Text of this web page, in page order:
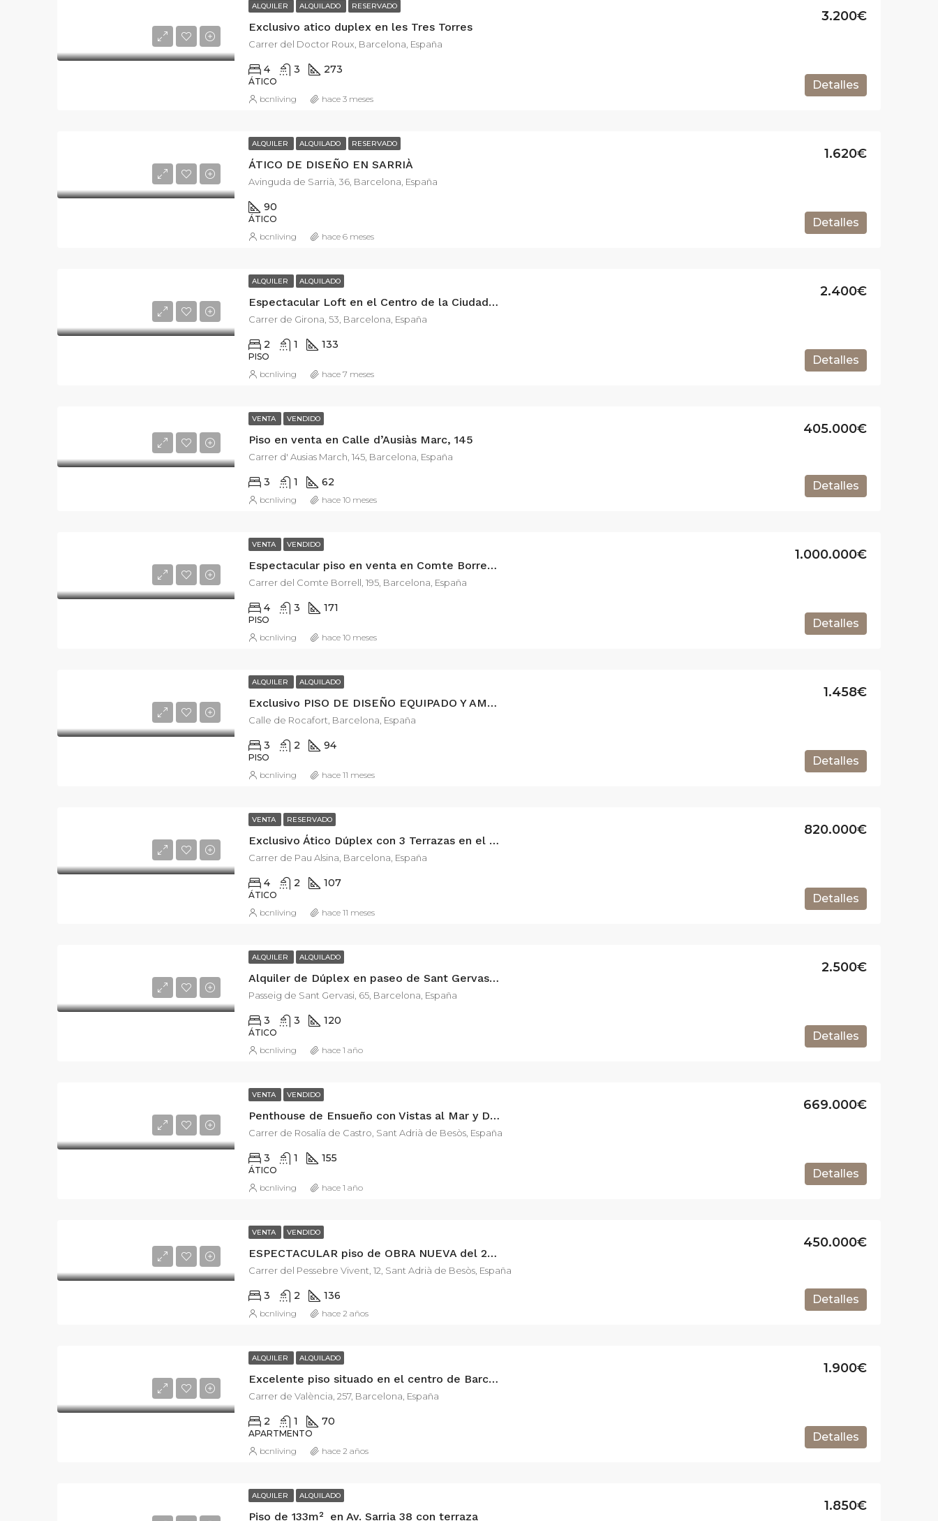
ALQUILER ALQUILADO RESERVADO
Exclusivo atico duplex en les Tres Torres
3.200€
Carrer del Doctor Roux, Barcelona, España
4 3 273
ÁTICO Detalles
bcnliving hace 3 meses
ALQUILER ALQUILADO RESERVADO
ÁTICO DE DISEÑO EN SARRIÀ
1.620€
Avinguda de Sarrià, 36, Barcelona, España
90
ÁTICO Detalles
bcnliving hace 6 meses
ALQUILER ALQUILADO
Espectacular Loft en el Centro de la Ciudad – Calle Girona
2.400€
Carrer de Girona, 53, Barcelona, España
2 1 133
PISO Detalles
bcnliving hace 7 meses
VENTA VENDIDO
Piso en venta en Calle d’Ausiàs Marc, 145
405.000€
Carrer d' Ausias March, 145, Barcelona, España
3 1 62 Detalles
bcnliving hace 10 meses
VENTA VENDIDO
Espectacular piso en venta en Comte Borrell, Barcelona — Zona peatonal junto a Av. Roma
1.000.000€
Carrer del Comte Borrell, 195, Barcelona, España
4 3 171
PISO Detalles
bcnliving hace 10 meses
ALQUILER ALQUILADO
Exclusivo PISO DE DISEÑO EQUIPADO Y AMUEBLADO de 3 habitaciones
1.458€
Calle de Rocafort, Barcelona, España
3 2 94
PISO Detalles
bcnliving hace 11 meses
VENTA RESERVADO
Exclusivo Ático Dúplex con 3 Terrazas en el Corazón del Barrio de Gracia.
820.000€
Carrer de Pau Alsina, Barcelona, España
4 2 107
ÁTICO Detalles
bcnliving hace 11 meses
ALQUILER ALQUILADO
Alquiler de Dúplex en paseo de Sant Gervasi, 65
2.500€
Passeig de Sant Gervasi, 65, Barcelona, España
3 3 120
ÁTICO Detalles
bcnliving hace 1 año
VENTA VENDIDO
Penthouse de Ensueño con Vistas al Mar y Diseño Moderno de 134m2 y 40 m2 de terraza.
669.000€
Carrer de Rosalía de Castro, Sant Adrià de Besòs, España
3 1 155
ÁTICO Detalles
bcnliving hace 1 año
VENTA VENDIDO
ESPECTACULAR piso de OBRA NUEVA del 2021 en la zona de la catalana.
450.000€
Carrer del Pessebre Vivent, 12, Sant Adrià de Besòs, España
3 2 136 Detalles
bcnliving hace 2 años
ALQUILER ALQUILADO
Excelente piso situado en el centro de Barcelona
1.900€
Carrer de València, 257, Barcelona, España
2 1 70
APARTMENTO Detalles
bcnliving hace 2 años
ALQUILER ALQUILADO
Piso de 133m² en Av. Sarria 38 con terraza
1.850€